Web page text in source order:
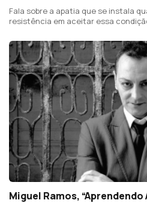
Fala sobre a apatia que se instala
resistência em aceitar essa
Miguel Ramos, “Aprendendo